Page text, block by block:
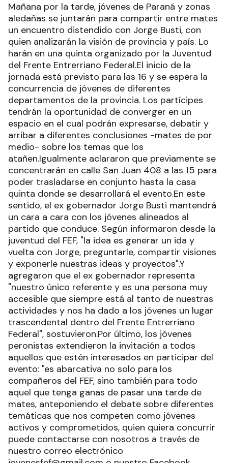
Mañana por la tarde, jóvenes de Paraná y zonas
aledañas se juntarán para compartir entre mates
un encuentro distendido con Jorge Busti, con
quien analizarán la visión de provincia y país. Lo
harán en una quinta organizado por la Juventud
del Frente Entrerriano Federal.El inicio de la
jornada está previsto para las 16 y se espera la
concurrencia de jóvenes de diferentes
departamentos de la provincia. Los partícipes
tendrán la oportunidad de converger en un
espacio en el cual podrán expresarse, debatir y
arribar a diferentes conclusiones -mates de por
medio- sobre los temas que los
atañen.Igualmente aclararon que previamente se
concentrarán en calle San Juan 408 a las 15 para
poder trasladarse en conjunto hasta la casa
quinta donde se desarrollará el evento.En este
sentido, el ex gobernador Jorge Busti mantendrá
un cara a cara con los jóvenes alineados al
partido que conduce. Según informaron desde la
juventud del FEF, "la idea es generar un ida y
vuelta con Jorge, preguntarle, compartir visiones
y exponerle nuestras ideas y proyectos".Y
agregaron que el ex gobernador representa
"nuestro único referente y es una persona muy
accesible que siempre está al tanto de nuestras
actividades y nos ha dado a los jóvenes un lugar
trascendental dentro del Frente Entrerriano
Federal", sostuvieron.Por último, los jóvenes
peronistas extendieron la invitación a todos
aquellos que estén interesados en participar del
evento: "es abarcativa no solo para los
compañeros del FEF, sino también para todo
aquel que tenga ganas de pasar una tarde de
mates, anteponiendo el debate sobre diferentes
temáticas que nos competen como jóvenes
activos y comprometidos, quien quiera concurrir
puede contactarse con nosotros a través de
nuestro correo electrónico